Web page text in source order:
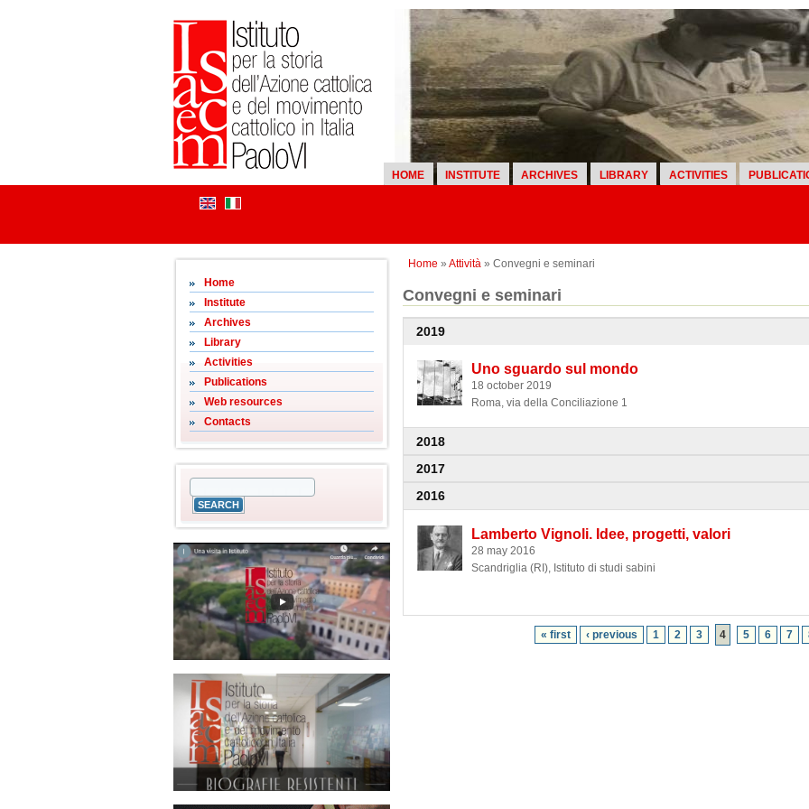
HOME INSTITUTE ARCHIVES LIBRARY ACTIVITIES
Home » Attività» Convegni e seminari
Home
Institute
Archives
Library
Activities
Publications
Web resources
Contacts
Convegni e seminari
2019
Uno sguardo sul mondo
18 october 2019
Roma, via della Conciliazione 1
2018
2017
2016
Lamberto Vignoli. Idee, progetti, valori
28 may 2016
Scandriglia (RI), Istituto di studi sabini
« first ‹ previous 1 2 3 4 5 6 7